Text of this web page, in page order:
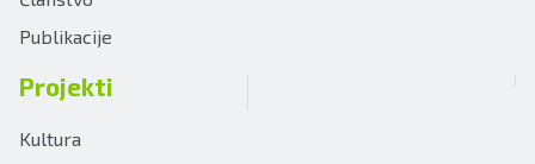
Publikacije
Projekti
Kultura